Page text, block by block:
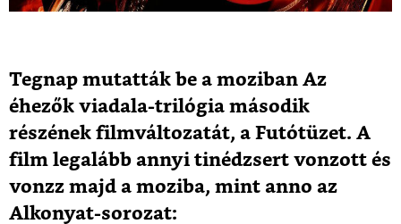
Tegnap mutatták be a moziban Az
éhezők viadala-trilógia második
részének filmváltozatát, a Futótüzet. A
film legalább annyi tinédzsert vonzott és
vonzz majd a moziba, mint anno az
Alkonyat-sorozat: